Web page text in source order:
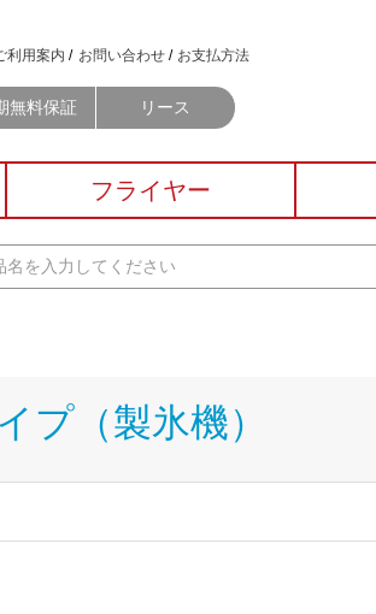
利用案内 お問い合わせ お支払方法
無料保証 リース
フライヤー
プ（製氷機）